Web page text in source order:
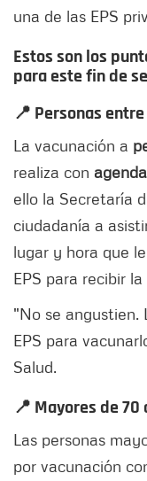
una de las EPS
Estos son los
para este fin de
📍 Personas
La vacunación a
realiza con
ello la Secretaría
ciudadanía a
lugar y hora que
EPS para recibir
"No se angustien.
EPS para
Salud.
📍 Mayores de 70
Las personas
por vacunación